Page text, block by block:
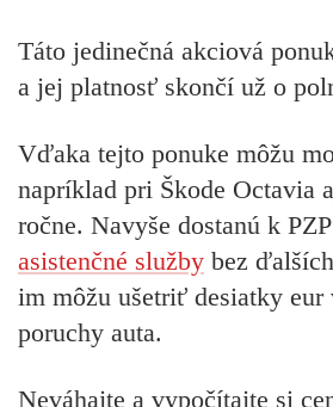
Táto jedinečná akciová
a jej platnosť skončí už o
Vďaka tejto ponuke môžu
napríklad pri Škode Octavia
ročne. Navyše dostanú k
asistenčné služby bez
im môžu ušetriť desiatky eur
poruchy auta.
Neváhajte a vypočítajte si